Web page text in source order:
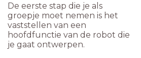
De eerste stap die je als
groepje moet nemen is het
vaststellen van een
hoofdfunctie van de robot die
je gaat ontwerpen.